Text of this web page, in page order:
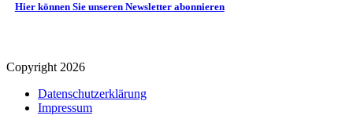
Hier können Sie unseren Newsletter abonnieren
Copyright 2026
Datenschutz­erklärung
Impressum